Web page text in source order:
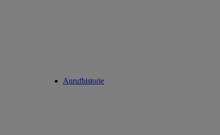
Anrufhistorie